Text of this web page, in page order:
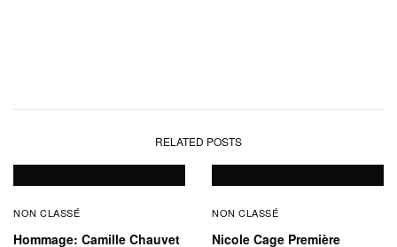
RELATED POSTS
NON CLASSÉ
Hommage: Camille Chauvet
NON CLASSÉ
Nicole Cage Première